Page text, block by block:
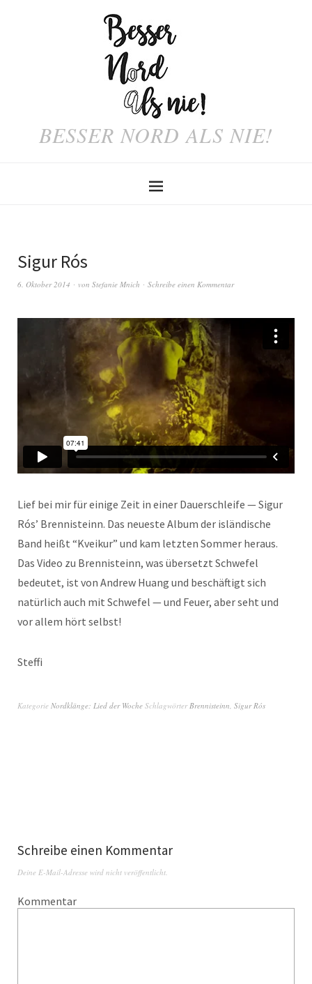
BESSER NORD ALS NIE!
Sigur Rós
6. Oktober 2014 von Stefanie Mnich Schreibe einen Kommentar
Lief bei mir für einige Zeit in ein­er Dauer­schleife — Sig­ur
Rós’ Bren­nis­teinn. Das neueste Album der isländis­che
Band heißt “Kveikur” und kam let­zten Som­mer her­aus.
Das Video zu Bren­nis­teinn, was über­set­zt Schwe­fel
bedeutet, ist von Andrew Huang und beschäftigt sich
natür­lich auch mit Schwe­fel — und Feuer, aber seht und
vor allem hört selbst!
Stef­fi
Kategorie Nordklänge: Lied der Woche Schlagwörter Brennisteinn Sigur Rós
Schreibe einen Kommentar
Deine E-Mail-Adresse wird nicht veröffentlicht.
Kommentar